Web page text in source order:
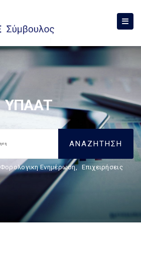
ΥΠΑΑΤ
Φορολογικη Ενημέρωση, Επιχειρήσεις